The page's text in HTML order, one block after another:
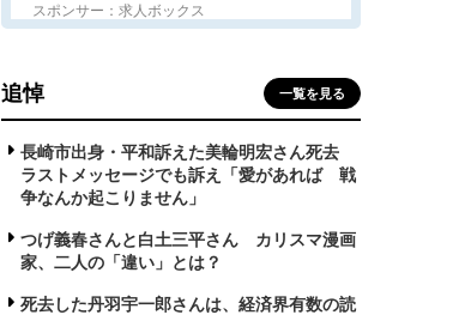
スポンサー：求人ボックス
追悼 一覧を見る
長崎市出身・平和訴えた美輪明宏さん死去
ラストメッセージでも訴え「愛があれば 戦
争なんか起こりません」
つげ義春さんと白土三平さん カリスマ漫画
家、二人の「違い」とは？
死去した丹羽宇一郎さんは、経済界有数の読